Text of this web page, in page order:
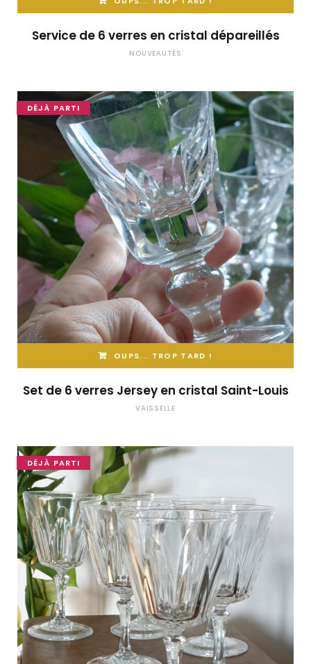
Service de 6 verres en cristal dépareillés
NOUVEAUTÉS
DÉJÀ PARTI
OUPS... TROP TARD !
Set de 6 verres Jersey en cristal Saint-Louis
VAISSELLE
DÉJÀ PARTI